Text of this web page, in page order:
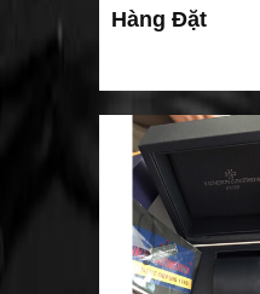
Cho Không Gian
Hàng Đặt